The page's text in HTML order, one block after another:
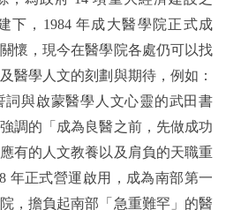
下，1984 年成大醫學院正式成
懷，現今在醫學院各處仍可以找
醫學人文的刻劃與期待，例如：
與啟蒙醫學人文心靈的武田書
調的「成為良醫之前，先做成功
有的人文教養以及肩負的天職重
年正式營運啟用，成為南部第一
，擔負起南部「急重難罕」的醫